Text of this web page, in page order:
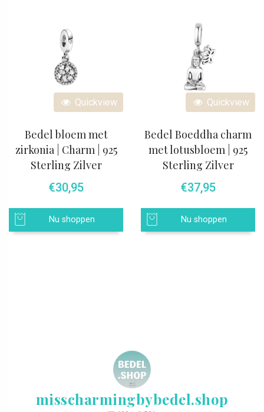
Quickview
Bedel bloem met
zirkonia | Charm | 925
Sterling Zilver
€30,95
Nu shoppen
Quickview
Bedel Boeddha charm
met lotusbloem | 925
Sterling Zilver
€37,95
Nu shoppen
misscharmingbybedel.shop